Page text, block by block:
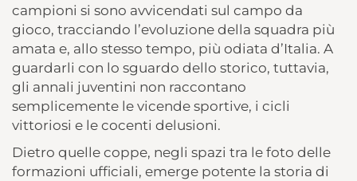
campioni si sono avvicendati sul campo da
gioco, tracciando l’evoluzione della squadra più
amata e, allo stesso tempo, più odiata d’Italia. A
guardarli con lo sguardo dello storico, tuttavia,
gli annali juventini non raccontano
semplicemente le vicende sportive, i cicli
vittoriosi e le cocenti delusioni.
Dietro quelle coppe, negli spazi tra le foto delle
formazioni ufficiali, emerge potente la storia di